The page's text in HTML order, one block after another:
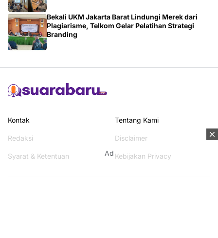
Bekali UKM Jakarta Barat Lindungi Merek dari
Plagiarisme, Telkom Gelar Pelatihan Strategi
Branding
Ad
Kontak Tentang Kami
Redaksi Disclaimer
Syarat & Ketentuan Kebijakan Privacy